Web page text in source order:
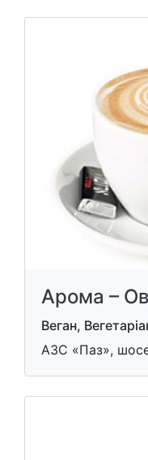
Арома –
Веган,
АЗС «Паз»,